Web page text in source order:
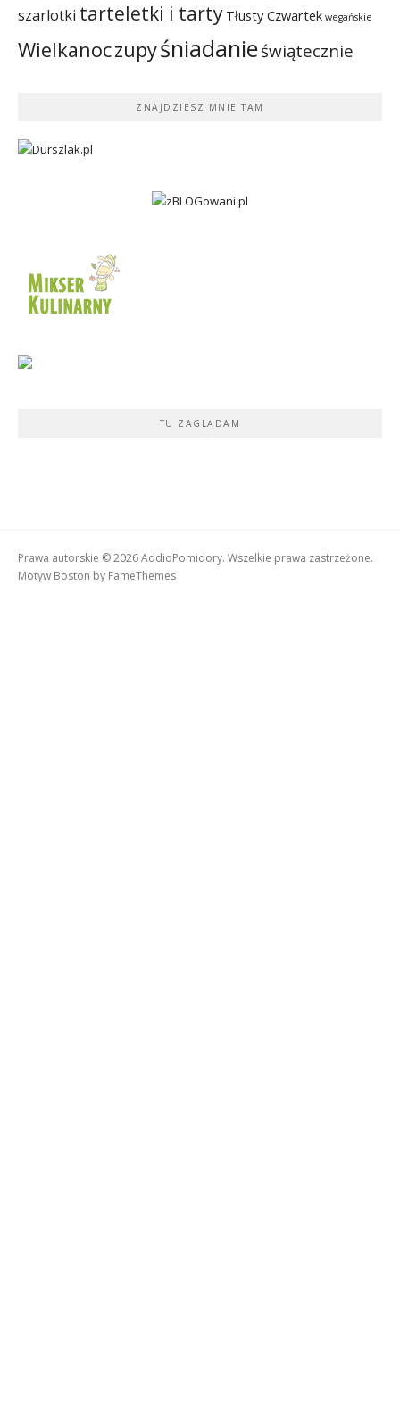
szarlotki tarteletki i tarty Tłusty Czwartek wegańskie
Wielkanoczupyśniadanieświątecznie
ZNAJDZIESZ MNIE TAM
TU ZAGLĄDAM
Prawa autorskie © 2026 AddioPomidory. Wszelkie prawa zastrzeżone.
Motyw Boston by FameThemes